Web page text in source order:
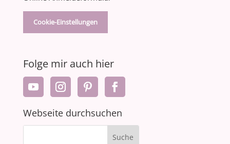
Cookie-Einstellungen
Folge mir auch hier
Webseite durchsuchen